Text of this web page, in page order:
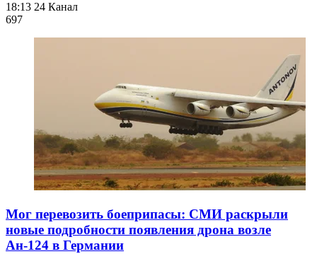
18:13 24 Канал
697
Мог перевозить боеприпасы: СМИ раскрыли
новые подробности появления дрона возле
Ан-124 в Германии